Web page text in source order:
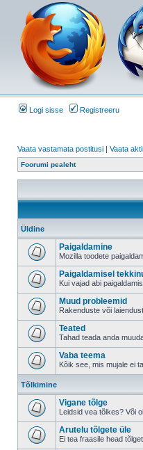
Logi sisse Registreeru
Vaata vastamata postitusi | Vaata
Foorumi pealeht
Üldine
Paigaldamine
Mozilla toodete
Paigaldamisel
Kui vajad abi
Muud probleemid
Rakenduste või
Teated
Tahad teada anda
Vaba teema
Kõik see, mis mujale ei
Tõlkimine
Vigane tõlge
Leidsid vea tõlkes? Või
Arutelu tõlgete üle
Ei tea fraasile head